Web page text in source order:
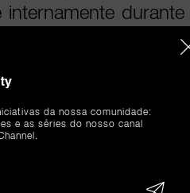
em que as
é também
partilha.
de La Frontera, em
segredos que
da nossa comunidade:
e as séries do nosso canal